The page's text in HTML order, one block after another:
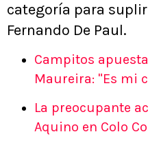
categoría para
Fernando De Paul.
Campitos
Maureira: "Es mi
La preocupante
Aquino en Colo